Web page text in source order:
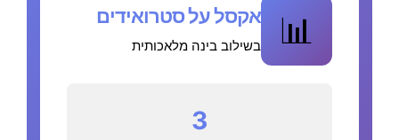
📊 אקסל על סטרואידים
בשילוב בינה מלאכותית
3